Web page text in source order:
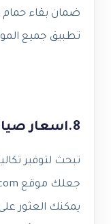
ضمان بقاء حمام
تطبيق جميع
8.اسعار صيانة حمامات السباحة
تبحث لتوفير
يمكنك العثور